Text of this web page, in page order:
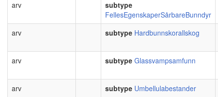
arv
subtype
FellesEgenskaperSårbareBunndyr
arv
subtype Hardbunnskorallskog
arv subtype Glassvampsamfunn
arv subtype Umbellulabestander